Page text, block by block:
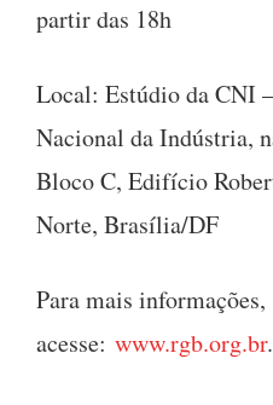
partir das 18h
Local: Estúdio da CNI
Nacional da Indústria,
Bloco C, Edifício
Norte, Brasília/DF
Para mais informações,
acesse: www.rgb.org.br.